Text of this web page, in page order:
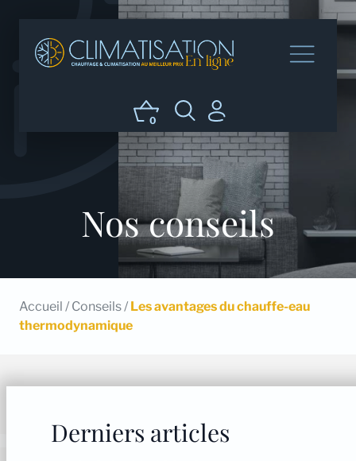
0
Nos conseils
Accueil / Conseils/ Les avantages du chauffe-eau
thermodynamique
Derniers articles